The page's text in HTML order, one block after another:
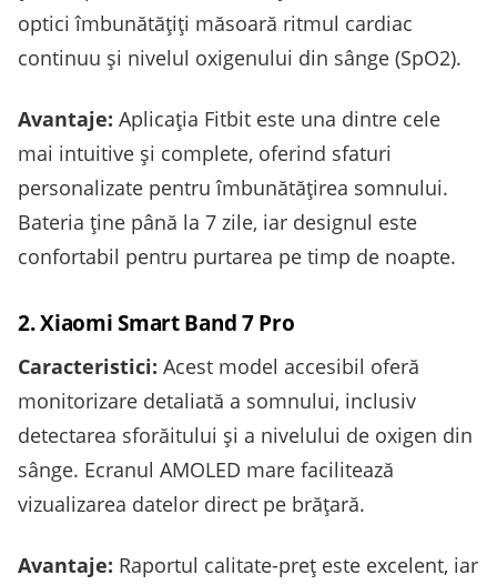
optici îmbunătățiți măsoară ritmul cardiac
continuu și nivelul oxigenului din sânge (SpO2).
Avantaje: Aplicația Fitbit este una dintre cele
mai intuitive și complete, oferind sfaturi
personalizate pentru îmbunătățirea somnului.
Bateria ține până la 7 zile, iar designul este
confortabil pentru purtarea pe timp de noapte.
2. Xiaomi Smart Band 7 Pro
Caracteristici: Acest model accesibil oferă
monitorizare detaliată a somnului, inclusiv
detectarea sforăitului și a nivelului de oxigen din
sânge. Ecranul AMOLED mare facilitează
vizualizarea datelor direct pe brățară.
Avantaje: Raportul calitate-preț este excelent, iar